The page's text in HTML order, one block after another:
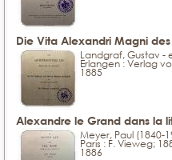
Die Vita Alexandri Magni des
Landgraf, Gustav -
Erlangen : Verlag
1885
Alexandre le Grand dans la
Meyer, Paul (1840-
Paris : F. Vieweg;
1886